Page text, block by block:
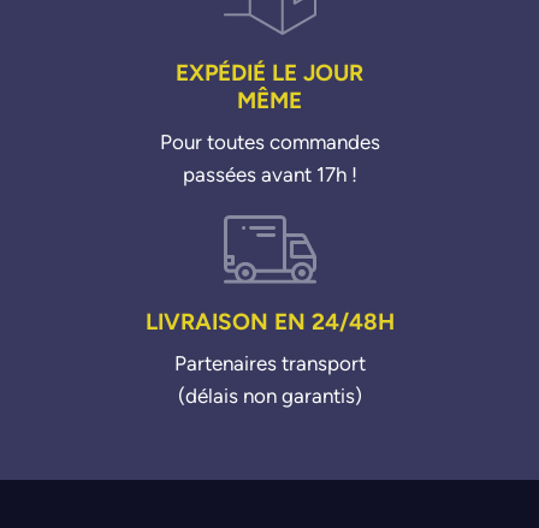
EXPÉDIÉ LE JOUR
MÊME
Pour toutes commandes
passées avant 17h !
LIVRAISON EN 24/48H
Partenaires transport
(délais non garantis)